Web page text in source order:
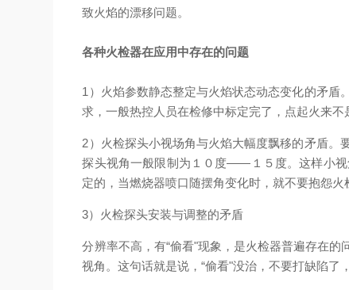
致火焰的漂移问题。
各种火检器在应用中存在的问题
1 ）火焰参数静态整定与火焰状态动态变化的矛盾。
求，一般热控人员在检修中标定完了，点起火来
2）火检探头小视场角与火焰大幅度飘移的矛盾。
探头视角一般限制为１０度——１５度。这样小视
定的，当燃烧器喷口随摆角变化时，就不要抱怨火
3）火检探头安装与调整的矛盾
分辨率不高，有“偷看"现象，是火检器普遍存在
视角。这句话就是说，“偷看"没治，不要打缺陷了